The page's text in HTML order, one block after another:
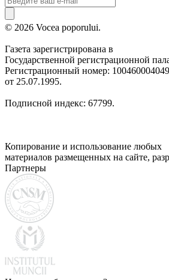
© 2026 Vocea poporului.
Газета зарегистрирована в
Государственной регистрационной
Регистрационный номер:
от 25.07.1995.
Подписной индекс: 67799.
Копирование и использование любых
материалов размещенных на сайте,
Партнеры